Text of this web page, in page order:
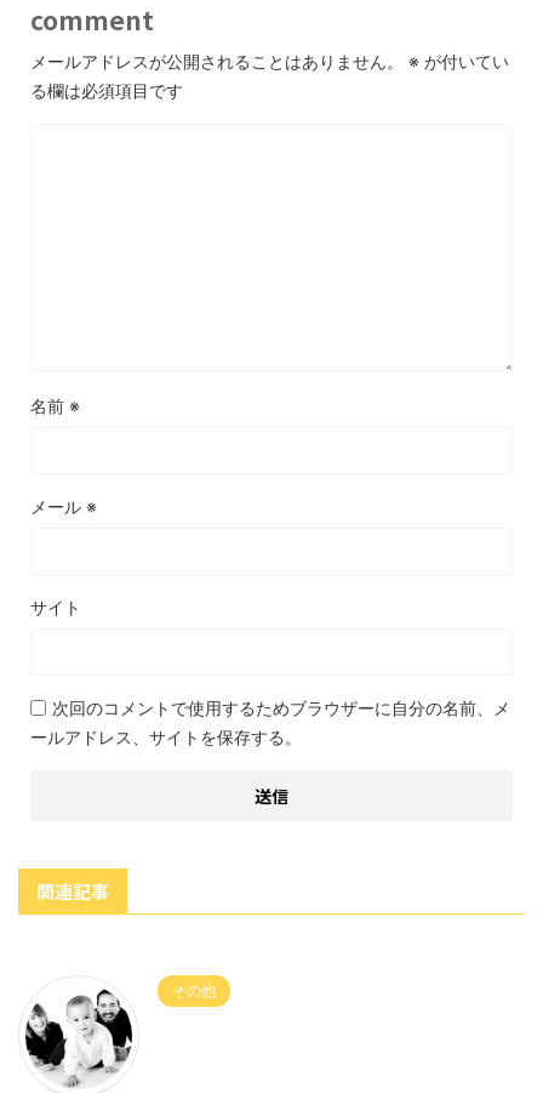
comment
メールアドレスが公開されることはありません。 ※ が付いてい
る欄は必須項目です
名前 ※
メール ※
サイト
次回のコメントで使用するためブラウザーに自分の名前、メ
ールアドレス、サイトを保存する。
関連記事
その他